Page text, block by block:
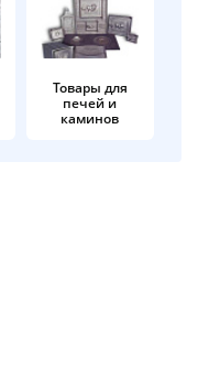
Товары для
печей и
каминов